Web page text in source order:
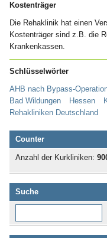
Kostenträger
Die Rehaklinik hat einen
Kostenträger sind z.B. die
Krankenkassen.
Schlüsselwörter
AHB nach Bypass-
Bad Wildungen
Hessen
Rehakliniken Deutschland
Counter
Anzahl der Kurkliniken:
Suche